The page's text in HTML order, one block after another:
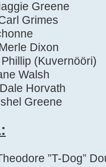
Greene
Grimes
Dixon
(Kuvernööri)
Walsh
Horvath
Greene
”T-Dog”